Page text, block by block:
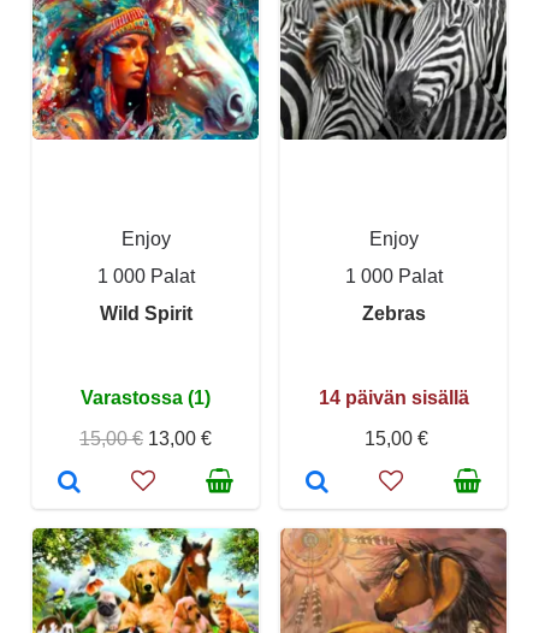
Enjoy
1 000 Palat
Wild Spirit
Varastossa (1)
15,00 € 13,00 €
Enjoy
1 000 Palat
Zebras
14 päivän sisällä
15,00 €